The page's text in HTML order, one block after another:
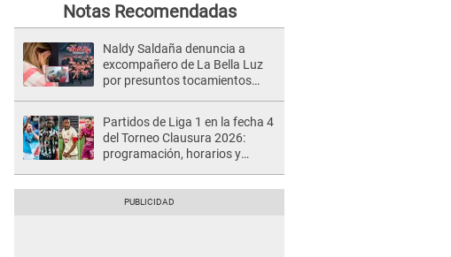
Notas Recomendadas
Naldy Saldaña denuncia a
excompañero de La Bella Luz
por presuntos tocamientos
Partidos de Liga 1 en la fecha 4
del Torneo Clausura 2026:
programación, horarios y